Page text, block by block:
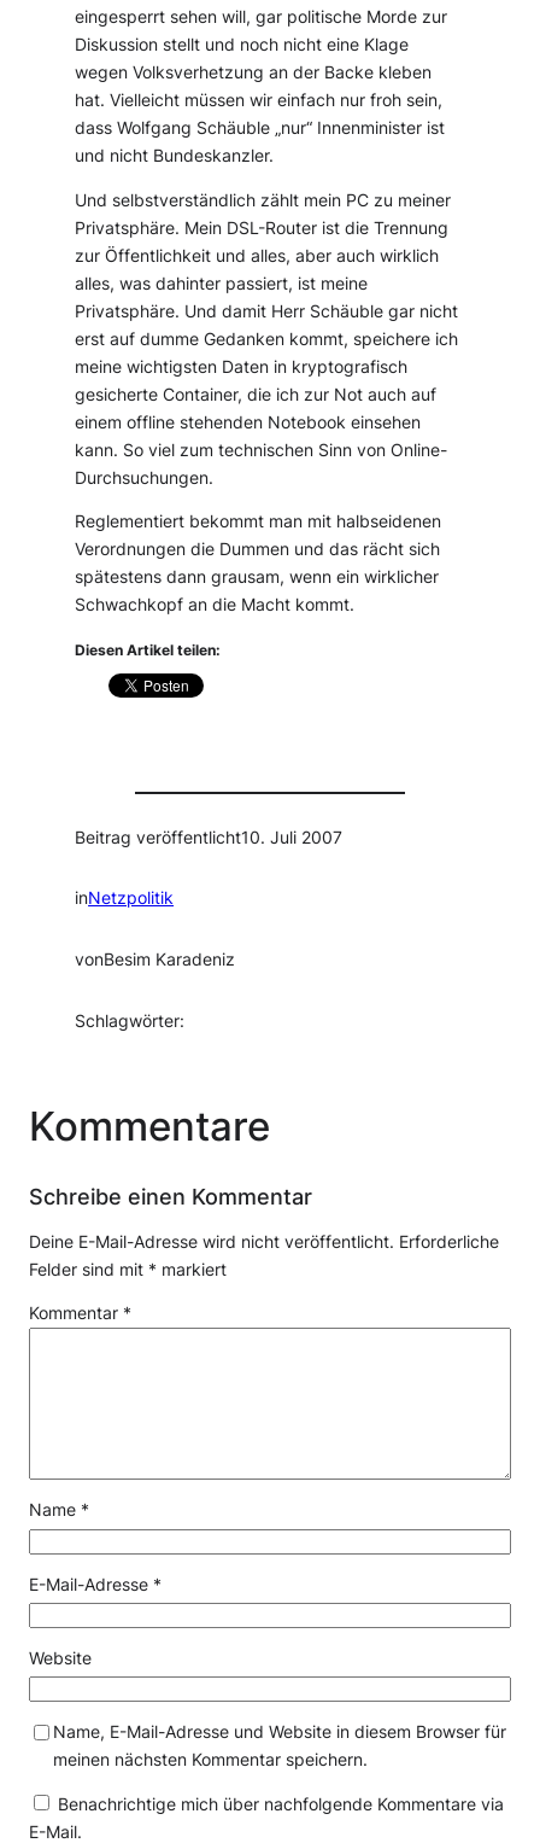
eingesperrt sehen will, gar politische Morde zur
Diskussion stellt und noch nicht eine Klage
wegen Volksverhetzung an der Backe kleben
hat. Vielleicht müssen wir einfach nur froh sein,
dass Wolfgang Schäuble „nur“ Innenminister ist
und nicht Bundeskanzler.
Und selbstverständlich zählt mein PC zu meiner
Privatsphäre. Mein DSL-Router ist die Trennung
zur Öffentlichkeit und alles, aber auch wirklich
alles, was dahinter passiert, ist meine
Privatsphäre. Und damit Herr Schäuble gar nicht
erst auf dumme Gedanken kommt, speichere ich
meine wichtigsten Daten in kryptografisch
gesicherte Container, die ich zur Not auch auf
einem offline stehenden Notebook einsehen
kann. So viel zum technischen Sinn von Online-
Durchsuchungen.
Reglementiert bekommt man mit halbseidenen
Verordnungen die Dummen und das rächt sich
spätestens dann grausam, wenn ein wirklicher
Schwachkopf an die Macht kommt.
Diesen Artikel teilen:
Beitrag veröffentlicht10. Juli 2007
inNetzpolitik
vonBesim Karadeniz
Schlagwörter:
Kommentare
Schreibe einen Kommentar
Deine E-Mail-Adresse wird nicht veröffentlicht. Erforderliche
Felder sind mit * markiert
Kommentar *
Name *
E-Mail-Adresse *
Website
Name, E-Mail-Adresse und Website in diesem Browser für
meinen nächsten Kommentar speichern.
Benachrichtige mich über nachfolgende Kommentare via
E-Mail.